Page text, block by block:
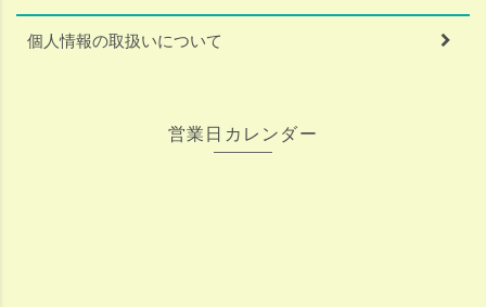
個人情報の取扱いについて
営業日カレンダー